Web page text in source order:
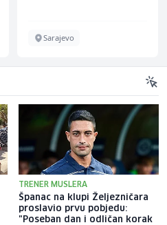
Sarajevo
TRENER MUSLERA
Španac na klupi Željezničara
proslavio prvu pobjedu:
"Poseban dan i odličan korak